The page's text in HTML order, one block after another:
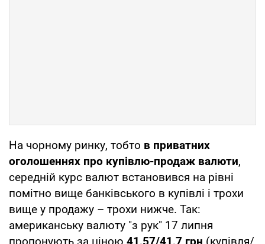
На чорному ринку, тобто в приватних
оголошеннях про купівлю-продаж валюти,
середній курс валют встановився на рівні
помітно вище банківського в купівлі і трохи
вище у продажу – трохи нижче. Так:
американську валюту "з рук" 17 липня